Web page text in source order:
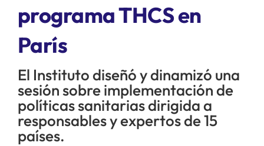
APOYO I+D+I
NOTICIAS
programa THCS en
París
El Instituto diseñó y dinamizó una
sesión sobre implementación de
políticas sanitarias dirigida a
responsables y expertos de 15
países.